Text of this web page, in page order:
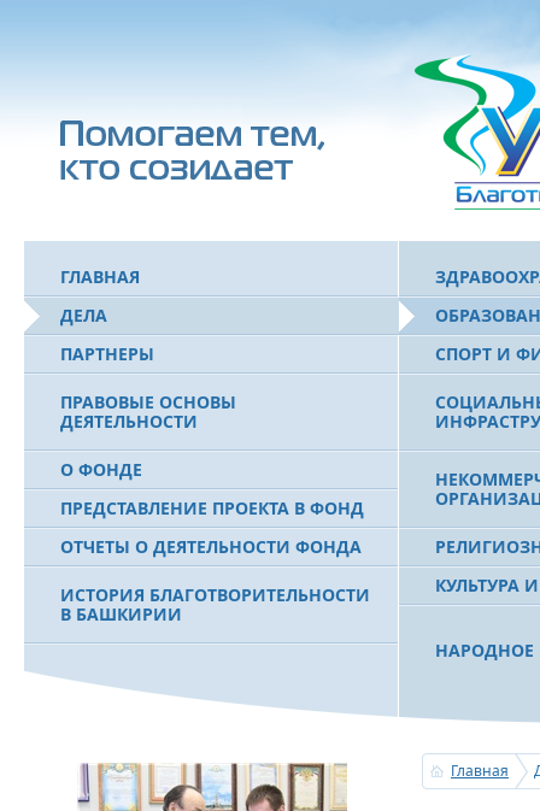
ГЛАВНАЯ
ДЕЛА
ПАРТНЕРЫ
ПРАВОВЫЕ ОСНОВЫ
ДЕЯТЕЛЬНОСТИ
О ФОНДЕ
ПРЕДСТАВЛЕНИЕ ПРОЕКТА В ФОНД
ОТЧЕТЫ О ДЕЯТЕЛЬНОСТИ ФОНДА
ИСТОРИЯ БЛАГОТВОРИТЕЛЬНОСТИ
В БАШКИРИИ
МУРТАЗЕ РАХИМОВЕ
СПОРТ И
КУЛЬТУРА
НАРОДНОЕ
Главная